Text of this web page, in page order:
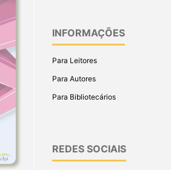
INFORMAÇÕES
Para Leitores
Para Autores
Para Bibliotecários
REDES SOCIAIS